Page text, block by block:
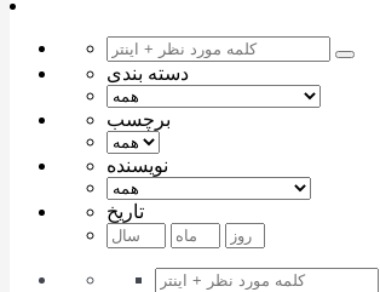
دسته بندی
برچسب
نویسنده
تاریخ